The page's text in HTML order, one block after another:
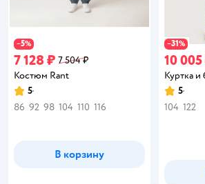
−5%
7 128 ₽ 7 504 ₽
Костюм Rant
Рейтинг:
5
86 92 98 104 110 116
В корзину
−31%
10
Куртка
Рейтинг:
5
104 122